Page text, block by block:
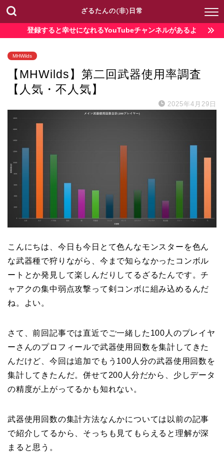
ざるたんの(非)日常
登録すると幸せになれるYouTubeチャンネルがあるよ
MHWilds
【MHWilds】第二回武器使用率調査
【人気・不人気】
2025年4月29日
こんにちは、今日も今日とて色んなモンスターを色ん
な武器種で狩りながら、今まで知らなかったコンボル
ートとか発見して楽しんだりしてるざるたんです。チ
ャアクの集中弱点攻撃って剣コンボに組み込めるんだ
ね。よい。
さて、前回記事では直近でご一緒した100人のプレイヤ
ーさんのプロフィールで武器使用回数を集計してきた
んだけど、今回は追加でもう100人分の武器使用回数を
集計してきたんだ。併せて200人分だから、少しデータ
の精度が上がってるかも知れない。
武器使用回数の集計方法なんかについては以前の記事
で紹介してるから、そっちも見てもらえると理解が深
まると思う。